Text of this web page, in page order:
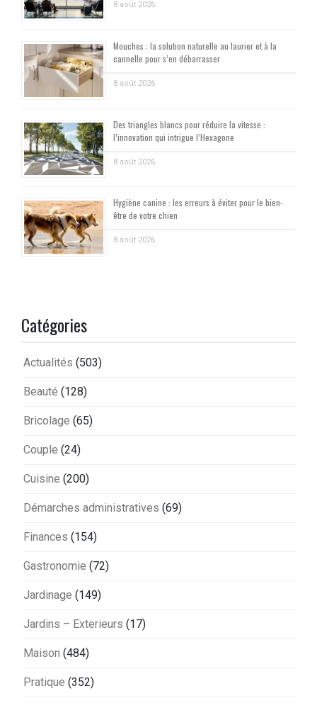
8 août 2026
Mouches : la solution naturelle au laurier et à la
cannelle pour s’en débarrasser
8 août 2026
Des triangles blancs pour réduire la vitesse :
l’innovation qui intrigue l’Hexagone
8 août 2026
Hygiène canine : les erreurs à éviter pour le bien-
être de votre chien
8 août 2026
Catégories
Actualités (503)
Beauté (128)
Bricolage (65)
Couple (24)
Cuisine (200)
Démarches administratives (69)
Finances (154)
Gastronomie (72)
Jardinage (149)
Jardins – Exterieurs (17)
Maison (484)
Pratique (352)